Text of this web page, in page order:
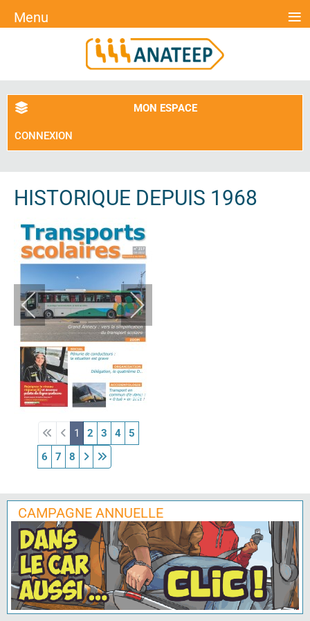
MON ESPACE
CONNEXION
HISTORIQUE DEPUIS 1968
1 2 3 4
5
6
7 8
CAMPAGNE ANNUELLE
Menu ≡